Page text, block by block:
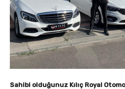
Sahibi olduğunuz Kılıç Royal